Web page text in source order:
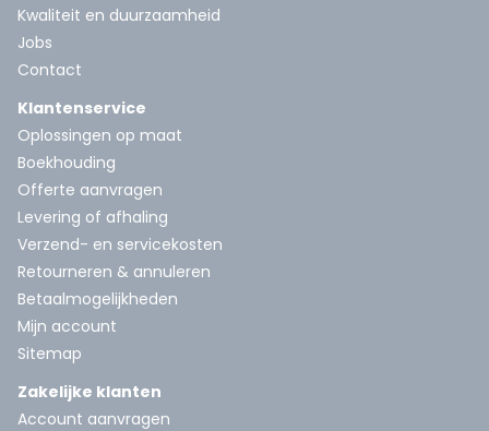
Kwaliteit en duurzaamheid
Jobs
Contact
Klantenservice
Oplossingen op maat
Boekhouding
Offerte aanvragen
Levering of afhaling
Verzend- en servicekosten
Retourneren & annuleren
Betaalmogelijkheden
Mijn account
Sitemap
Zakelijke klanten
Account aanvragen